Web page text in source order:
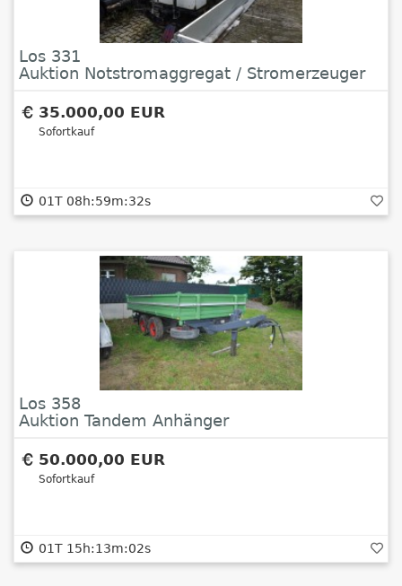
Los 331
Auktion Notstromaggregat / Stromerzeuger
35.000,00 EUR
Sofortkauf
01T 08h:59m:32s
Los 358
Auktion Tandem Anhänger
50.000,00 EUR
Sofortkauf
01T 15h:13m:02s